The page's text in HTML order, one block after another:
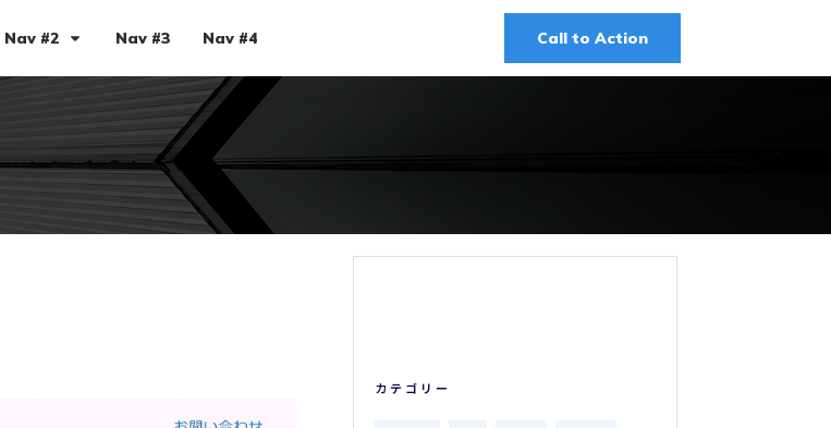
Nav #2 Nav #3 Nav #4 Call to Action
カテゴリー